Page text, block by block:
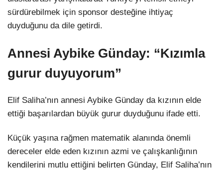
sürdürebilmek için sponsor desteğine ihtiyaç
duyduğunu da dile getirdi.
Annesi Aybike Günday: “Kızımla
gurur duyuyorum”
Elif Saliha’nın annesi Aybike Günday da kızının elde
ettiği başarılardan büyük gurur duyduğunu ifade etti.
Küçük yaşına rağmen matematik alanında önemli
dereceler elde eden kızının azmi ve çalışkanlığının
kendilerini mutlu ettiğini belirten Günday, Elif Saliha’nın